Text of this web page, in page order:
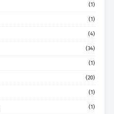
(1)
(1)
(4)
(34)
(1)
(20)
(1)
(1)